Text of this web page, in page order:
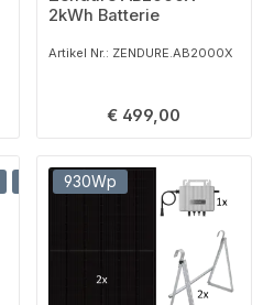
2kWh Batterie
Artikel Nr.: ZENDURE.AB2000X
Regulärer Preis:
€ 499,00
2 kWh930Wp